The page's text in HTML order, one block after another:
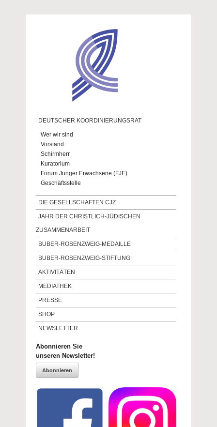
DEUTSCHER KOORDINIERUNGSRAT
Wer wir sind
Vorstand
Schirmherr
Kuratorium
Forum Junger Erwachsene (FJE)
Geschäftsstelle
DIE GESELLSCHAFTEN CJZ
JAHR DER CHRISTLICH-JÜDISCHEN
ZUSAMMENARBEIT
BUBER-ROSENZWEIG-MEDAILLE
BUBER-ROSENZWEIG-STIFTUNG
AKTIVITÄTEN
MEDIATHEK
PRESSE
SHOP
NEWSLETTER
Abonnieren Sie
unseren Newsletter!
Abonnieren